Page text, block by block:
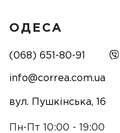
ОДЕСА
(068) 651-80-91
info@correa.com.ua
вул. Пушкінська, 16
Пн-Пт 10:00 - 19:00